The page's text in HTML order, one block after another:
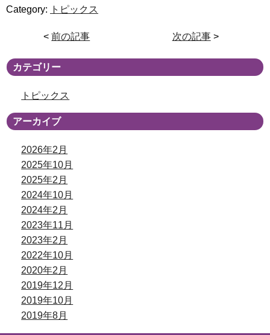
Category: トピックス
< 前の記事 次の記事 >
カテゴリー
トピックス
アーカイブ
2026年2月
2025年10月
2025年2月
2024年10月
2024年2月
2023年11月
2023年2月
2022年10月
2020年2月
2019年12月
2019年10月
2019年8月